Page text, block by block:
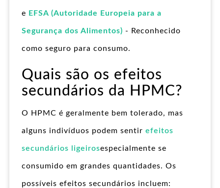
e EFSA (Autoridade Europeia para a
Segurança dos Alimentos) - Reconhecido
como seguro para consumo.
Quais são os efeitos
secundários da HPMC?
O HPMC é geralmente bem tolerado, mas
alguns indivíduos podem sentir efeitos
secundários ligeirosespecialmente se
consumido em grandes quantidades. Os
possíveis efeitos secundários incluem: